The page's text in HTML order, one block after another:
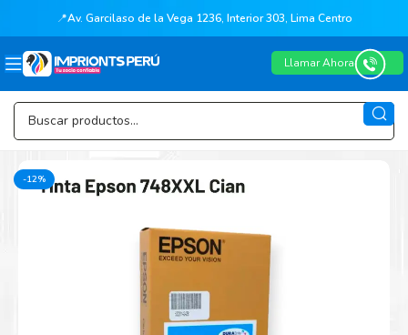
📍Av. Garcilaso de la Vega 1236, Interior 303, Lima Centro
Llamar Ahora
-12%